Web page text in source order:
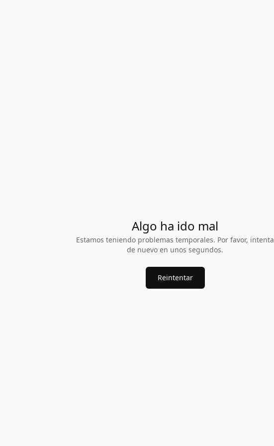
Algo ha ido mal
Estamos teniendo problemas temporales. Por favor, intenta
de nuevo en unos segundos.
Reintentar